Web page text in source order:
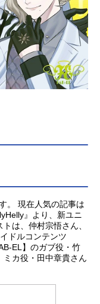
。 現在人気の記事は
』より、新ユニ
は、仲村宗悟さん、
ドルコンテンツ
EL】のガブ役・竹
ミカ役・田中章貴さん